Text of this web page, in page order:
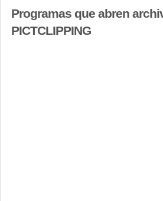
Programas que abren
PICTCLIPPING